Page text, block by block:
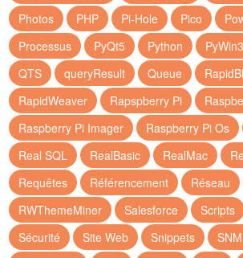
Photos
PHP Pi-Hole Pico
Processus
PyQt5 Python
QTS
queryResult Queue
RapidWeaver
Rapspberry Pi
Raspberry Pi Imager
Raspberry Pi Os
Real SQL
RealBasic RealMac
Requêtes
Référencement Réseau
RWThemeMiner
Salesforce Scripts
Sécurité
Site Web Snippets